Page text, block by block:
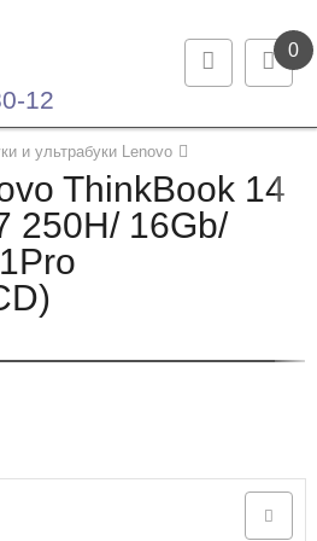
0
12
и ультрабуки Lenovo
ThinkBook 14
250H/ 16Gb/